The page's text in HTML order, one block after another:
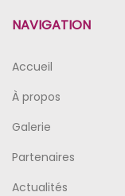
NAVIGATION
Accueil
À propos
Galerie
Partenaires
Actualités